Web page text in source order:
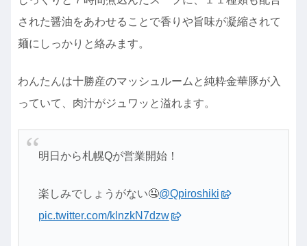
された醤油をあわせることで香りや旨味が凝縮されて
麺にしっかりと絡みます。
わんたんは十勝産のマッシュルームと純粋金華豚が入
っていて、肉汁がジュワッと溢れます。
明日から札幌Qが営業開始！
楽しみでしょうがない🤤@Qpiroshiki
pic.twitter.com/klnzkN7dzw